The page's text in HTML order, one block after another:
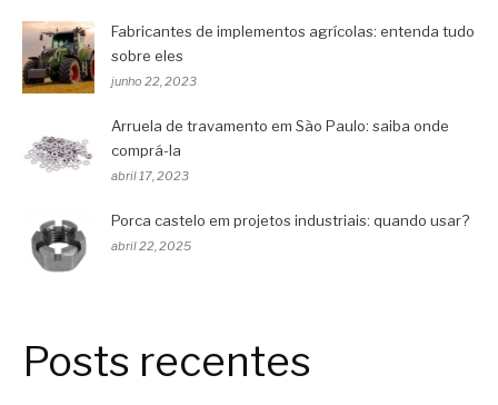
Fabricantes de implementos agrícolas: entenda tudo
sobre eles
junho 22, 2023
Arruela de travamento em São Paulo: saiba onde
comprá-la
abril 17, 2023
Porca castelo em projetos industriais: quando usar?
abril 22, 2025
Posts recentes